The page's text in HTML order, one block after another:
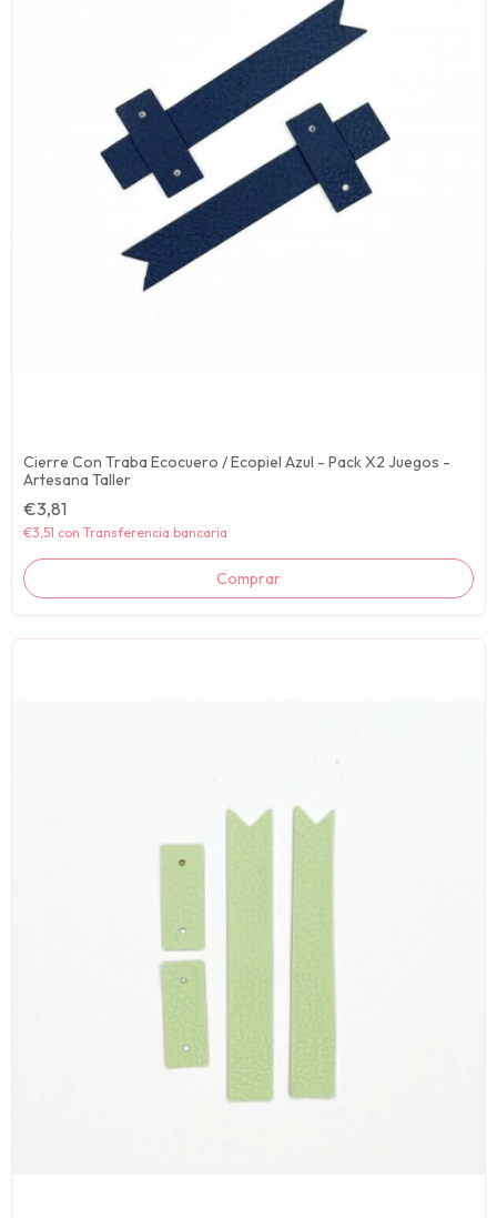
Cierre Con Traba Ecocuero / Ecopiel Azul - Pack X2 Juegos -
Artesana Taller
€3,81
€3,51 con Transferencia bancaria